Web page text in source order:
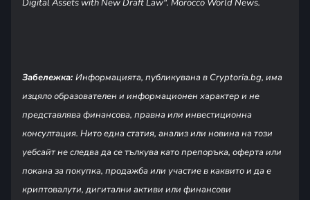
Digital Assets with New Draft Law". Morocco World News.
Забележка: Информацията, публикувана в Cryptoria.bg, има
изцяло образователен и информационен характер и не
представлява финансова, правна или инвестиционна
консултация. Нито една статия, анализ или новина на този
уебсайт не следва да се тълкува като препоръка, оферта или
покана за покупка, продажба или участие в каквито и да е
криптовалути, дигитални активи или финансови